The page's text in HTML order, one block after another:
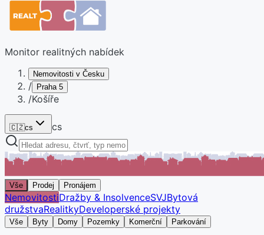
Monitor realitných nabídek
Nemovitosti v Česku
/ Praha 5
/Košíře
🇨🇿cs cs
Vše Prodej Pronájem
NemovitostiDražby & InsolvenceSVJBytová
družstvaRealitkyDeveloperské projekty
Vše Byty Domy Pozemky Komerční Parkování